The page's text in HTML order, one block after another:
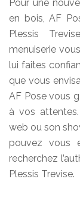
Pour une
en bois, AF
Plessis
menuiserie
lui faites
que vous
AF Pose vous
à vos
web ou son
pouvez vous
recherchez
Plessis Trevise.